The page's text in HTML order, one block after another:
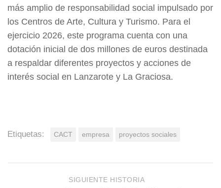
más amplio de responsabilidad social impulsado por
los Centros de Arte, Cultura y Turismo. Para el
ejercicio 2026, este programa cuenta con una
dotación inicial de dos millones de euros destinada
a respaldar diferentes proyectos y acciones de
interés social en Lanzarote y La Graciosa.
Etiquetas: CACT empresa proyectos sociales
SIGUIENTE HISTORIA